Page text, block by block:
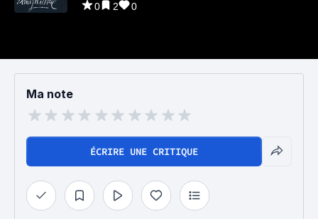
0 2 0
Ma note
ÉCRIRE UNE CRITIQUE